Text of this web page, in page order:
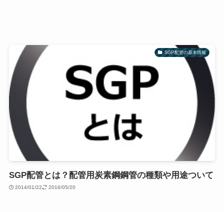
SGP配管の基本情報
SGP配管とは？配管用炭素鋼鋼管の種類や用途ついて
2014/01/22 2016/05/20